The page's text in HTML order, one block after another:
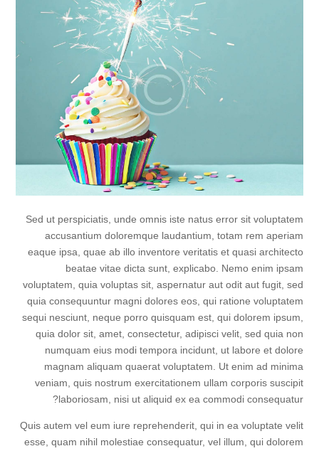
Sed ut perspiciatis, unde omnis iste natus error sit voluptatem
accusantium doloremque laudantium, totam rem aperiam
eaque ipsa, quae ab illo inventore veritatis et quasi architecto
beatae vitae dicta sunt, explicabo. Nemo enim ipsam
voluptatem, quia voluptas sit, aspernatur aut odit aut fugit, sed
quia consequuntur magni dolores eos, qui ratione voluptatem
sequi nesciunt, neque porro quisquam est, qui dolorem ipsum,
quia dolor sit, amet, consectetur, adipisci velit, sed quia non
numquam eius modi tempora incidunt, ut labore et dolore
magnam aliquam quaerat voluptatem. Ut enim ad minima
veniam, quis nostrum exercitationem ullam corporis suscipit
laboriosam, nisi ut aliquid ex ea commodi consequatur?
Quis autem vel eum iure reprehenderit, qui in ea voluptate velit
esse, quam nihil molestiae consequatur, vel illum, qui dolorem